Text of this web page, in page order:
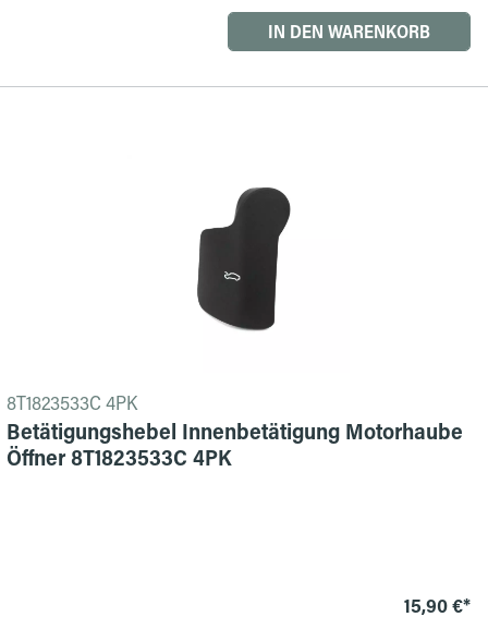
IN DEN WARENKORB
8T1823533C 4PK
Betätigungshebel Innenbetätigung Motorhaube
Öffner 8T1823533C 4PK
15,90 €*